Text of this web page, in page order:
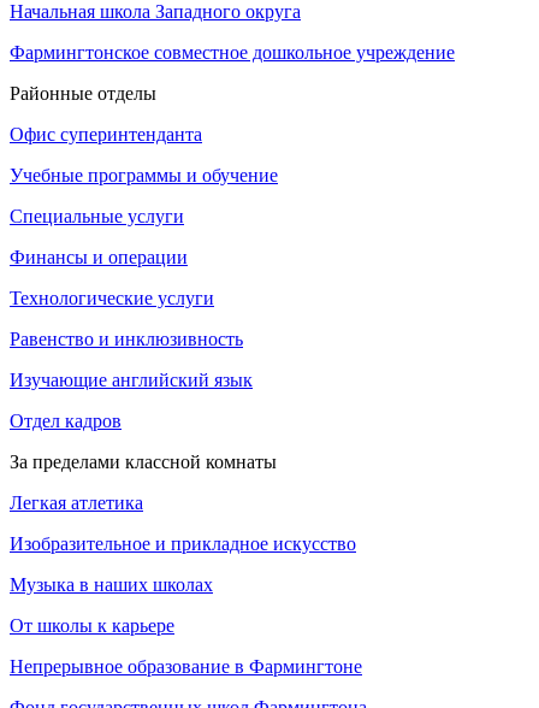
Начальная школа Западного округа
Фармингтонское совместное дошкольное учреждение
Районные отделы
Офис суперинтенданта
Учебные программы и обучение
Специальные услуги
Финансы и операции
Технологические услуги
Равенство и инклюзивность
Изучающие английский язык
Отдел кадров
За пределами классной комнаты
Легкая атлетика
Изобразительное и прикладное искусство
Музыка в наших школах
От школы к карьере
Непрерывное образование в Фармингтоне